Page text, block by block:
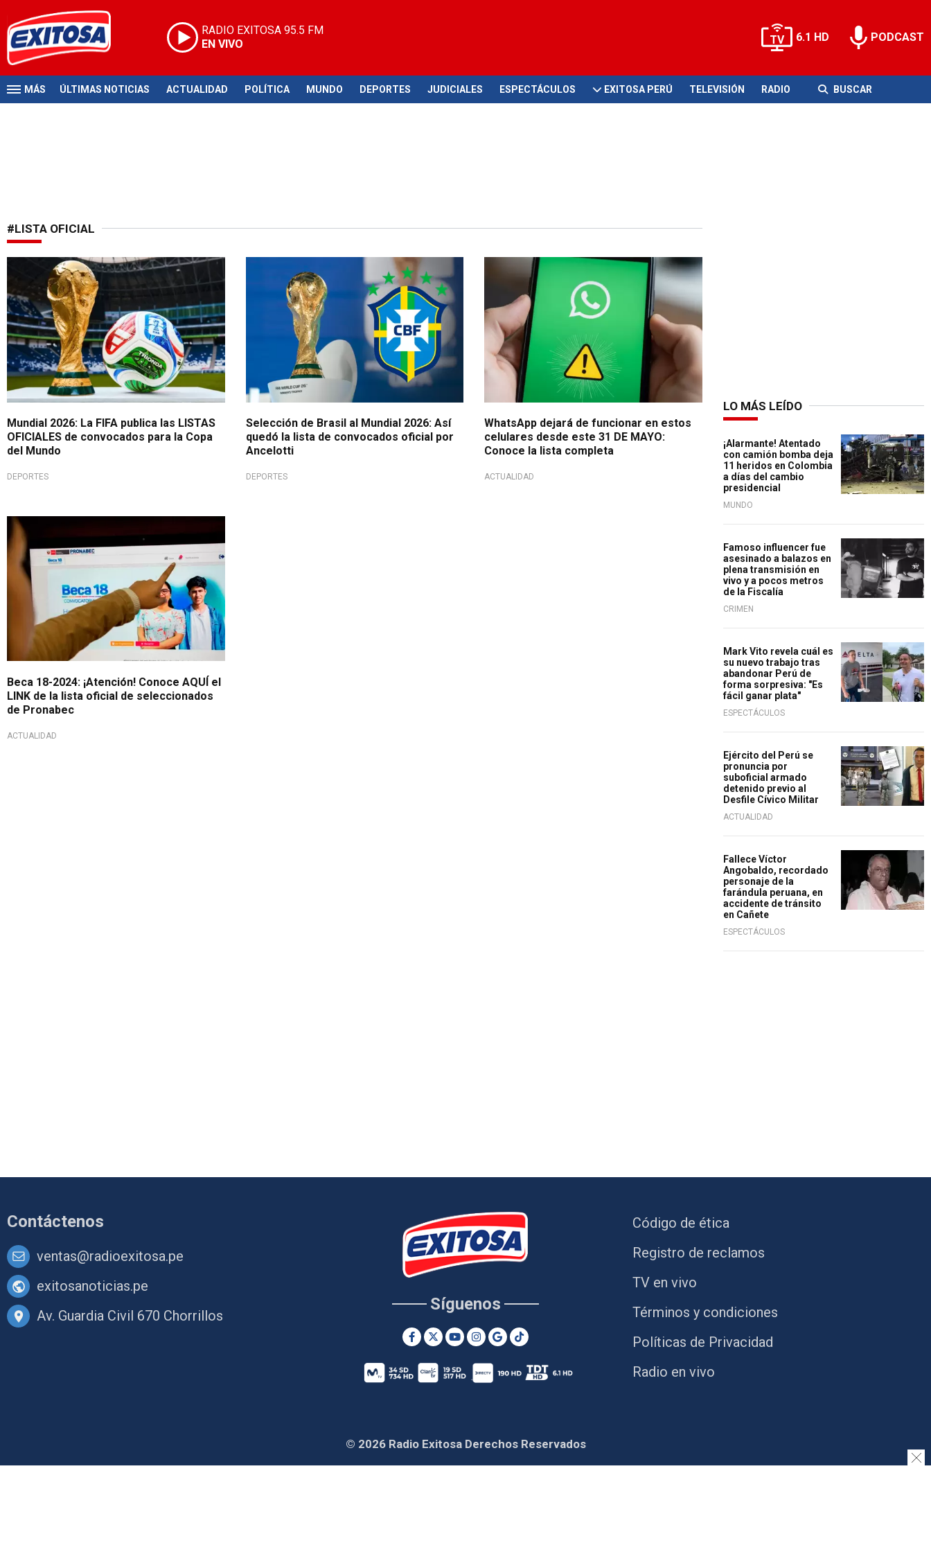
RADIO EXITOSA 95.5 FM
EN VIVO
6.1 HD PODCAST
MÁS ÚLTIMAS NOTICIAS ACTUALIDAD POLÍTICA MUNDO DEPORTES JUDICIALES ESPECTÁCULOS EXITOSA PERÚ TELEVISIÓN RADIO BUSCAR
#LISTA OFICIAL
48 naciones participantes
Mundial 2026: La FIFA publica las LISTAS
OFICIALES de convocados para la Copa
del Mundo
DEPORTES
Selección de Brasil al Mundial 2026: Así
quedó la lista de convocados oficial por
Ancelotti
DEPORTES
¡Atención!
WhatsApp dejará de funcionar en estos
celulares desde este 31 DE MAYO:
Conoce la lista completa
ACTUALIDAD
¡Atención!
Beca 18-2024: ¡Atención! Conoce AQUÍ el
LINK de la lista oficial de seleccionados
de Pronabec
ACTUALIDAD
LO MÁS LEÍDO
¡Alarmante! Atentado
con camión bomba deja
11 heridos en Colombia
a días del cambio
presidencial
MUNDO
Famoso influencer fue
asesinado a balazos en
plena transmisión en
vivo y a pocos metros
de la Fiscalía
CRIMEN
Mark Vito revela cuál es
su nuevo trabajo tras
abandonar Perú de
forma sorpresiva: "Es
fácil ganar plata"
ESPECTÁCULOS
Ejército del Perú se
pronuncia por
suboficial armado
detenido previo al
Desfile Cívico Militar
ACTUALIDAD
Fallece Víctor
Angobaldo, recordado
personaje de la
farándula peruana, en
accidente de tránsito
en Cañete
ESPECTÁCULOS
Contáctenos
ventas@radioexitosa.pe
exitosanoticias.pe
Av. Guardia Civil 670 Chorrillos
Síguenos
Código de ética
Registro de reclamos
TV en vivo
Términos y condiciones
Políticas de Privacidad
Radio en vivo
© 2026 Radio Exitosa Derechos Reservados